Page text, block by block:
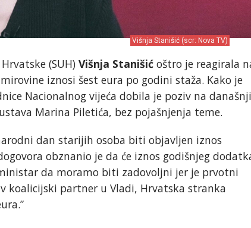
Višnja Stanišić (scr: Nova TV)
(SUH) Višnja Stanišić oštro je reagirala
iznosi šest eura po godini staža. Kako je
Nacionalnog vijeća dobila je poziv na današnji
Marina Piletića, bez pojašnjenja teme.
dan starijih osoba biti objavljen iznos
obznanio je da će iznos godišnjeg
da moramo biti zadovoljni jer je prvotni
koalicijski partner u Vladi, Hrvatska stranka